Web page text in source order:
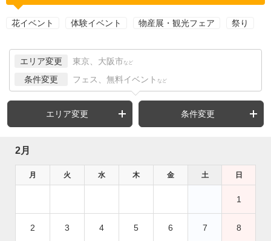
花イベント 体験イベント 物産展・観光フェア 祭り
エリア変更 東京、大阪市 など
条件変更 フェス、無料イベント など
エリア変更 条件変更
2月
月 火 水 木 金 土 日
1
2 3 4 5 6 7 8